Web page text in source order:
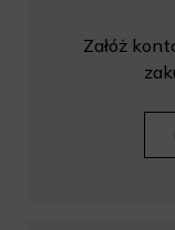
Załóż